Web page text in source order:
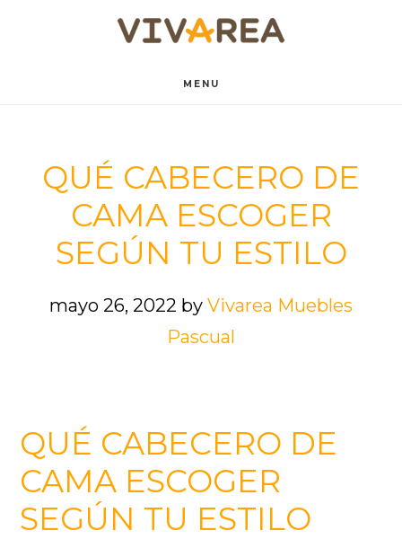
MENU
QUÉ CABECERO DE
CAMA ESCOGER
SEGÚN TU ESTILO
mayo 26, 2022 by Vivarea Muebles
Pascual
QUÉ CABECERO DE
CAMA ESCOGER
SEGÚN TU ESTILO